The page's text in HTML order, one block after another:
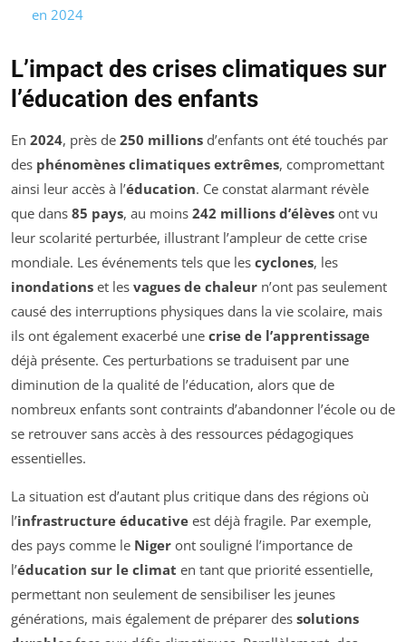
en 2024
L’impact des crises climatiques sur
l’éducation des enfants
En 2024, près de 250 millions d’enfants ont été touchés par
des phénomènes climatiques extrêmes, compromettant
ainsi leur accès à l’éducation. Ce constat alarmant révèle
que dans 85 pays, au moins 242 millions d’élèves ont vu
leur scolarité perturbée, illustrant l’ampleur de cette crise
mondiale. Les événements tels que les cyclones, les
inondations et les vagues de chaleur n’ont pas seulement
causé des interruptions physiques dans la vie scolaire, mais
ils ont également exacerbé une crise de l’apprentissage
déjà présente. Ces perturbations se traduisent par une
diminution de la qualité de l’éducation, alors que de
nombreux enfants sont contraints d’abandonner l’école ou de
se retrouver sans accès à des ressources pédagogiques
essentielles.
La situation est d’autant plus critique dans des régions où
l’infrastructure éducative est déjà fragile. Par exemple,
des pays comme le Niger ont souligné l’importance de
l’éducation sur le climat en tant que priorité essentielle,
permettant non seulement de sensibiliser les jeunes
générations, mais également de préparer des solutions